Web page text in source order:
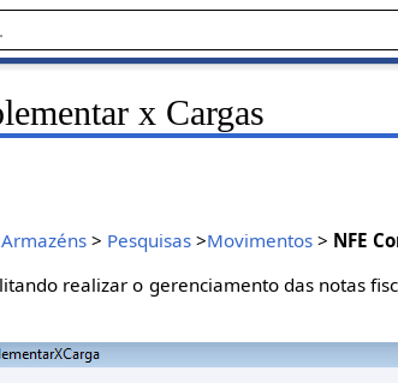
x Cargas
> Pesquisas >Movimentos > NFE
realizar o gerenciamento das notas